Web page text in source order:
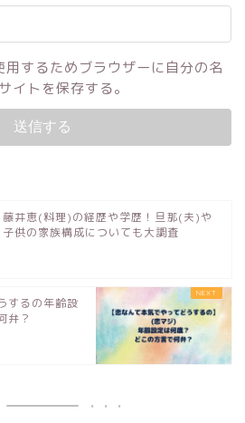
用するためブラウザーに自分の名
イトを保存する。
藤井恵(料理)の経歴や学歴！旦那(夫)や
子供の家族構成についても大調査
するの年齢設
弁？